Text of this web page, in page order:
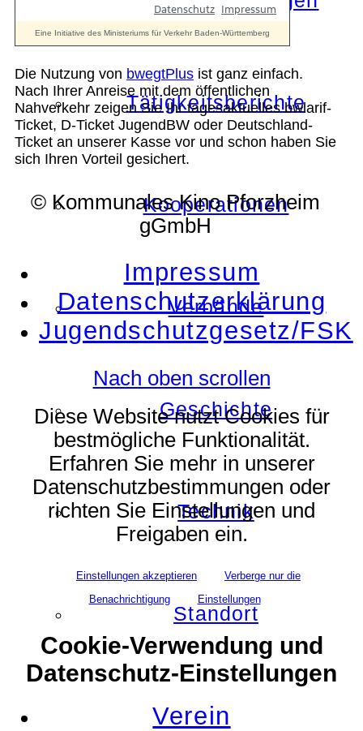
Tätigkeitsberichte
Kooperationen
Verbände
Geschichte
Technik
Standort
Verein
Die Nutzung von bwegtPlus ist ganz einfach.
Nach Ihrer Anreise mit dem öffentlichen
Nahverkehr zeigen Sie Ihr tagesaktuelles bwlarif-
Ticket, D-Ticket JugendBW oder Deutschland-
Ticket an unserer Kasse vor und schon haben Sie
sich Ihren Vorteil gesichert.
© Kommunales Kino Pforzheim
gGmbH
Impressum
Datenschutzerklärung
Jugendschutzgesetz/FSK
Nach oben scrollen
Diese Website nutzt Cookies für
bestmögliche Funktionalität.
Erfahren Sie mehr in unserer
Datenschutzbestimmungen oder
richten Sie Einstellungen und
Freigaben ein.
Einstellungen akzeptieren
Verberge nur die
Benachrichtigung
Einstellungen
Cookie-Verwendung und
Datenschutz-Einstellungen